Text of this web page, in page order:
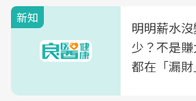
新知
明明薪水
少？不是
都在「漏